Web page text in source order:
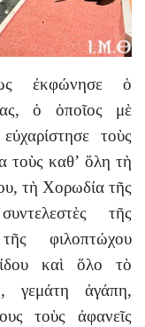
ἐκφώνησε ὁ
ὁ ὁποῖος μὲ
τοὺς
τοὺς καθ’ ὅλη τὴ
τὴ Χορωδία τῆς
τῆς
φιλοπτώχου
καὶ ὅλο τὸ
γεμάτη ἀγάπη,
τοὺς ἀφανεῖς